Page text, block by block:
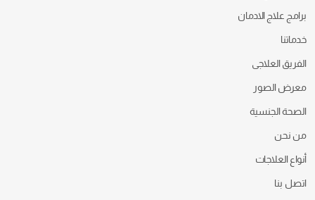
برامج علاج الادمان
خدماتنا
الفريق العلاجى
معرض الصور
الصحة الجنسية
من نحن
أنواع العلاجات
اتصل بنا